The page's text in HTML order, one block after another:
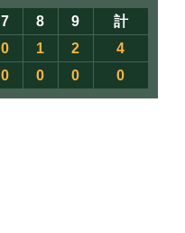
7 8 9
計
0 1 2
4
0 0 0 0